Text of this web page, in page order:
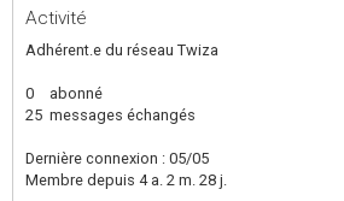
Activité
Adhérent.e du réseau Twiza
0
abonné
25 messages échangés
Dernière connexion : 05/05
Membre depuis 4 a. 2 m. 28 j.